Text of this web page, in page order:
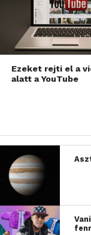
Ezeket rejti el a
alatt a YouTube